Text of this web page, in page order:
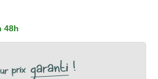
48h